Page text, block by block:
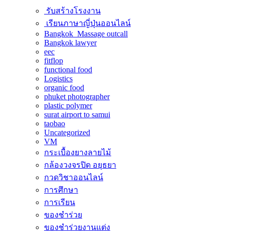
รับสร้างโรงงาน
เรียนภาษาญี่ปุ่นออนไลน์
Bangkok Massage outcall
Bangkok lawyer
eec
fitflop
functional food
Logistics
organic food
phuket photographer
plastic polymer
surat airport to samui
taobao
Uncategorized
VM
กระเบื้องยางลายไม้
กล้องวงจรปิด อยุธยา
กวดวิชาออนไลน์
การศึกษา
การเรียน
ของชำร่วย
ของชำร่วยงานแต่ง